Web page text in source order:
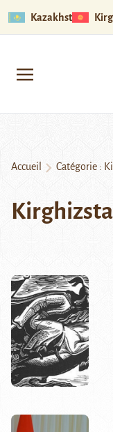
Kazakhstan
Accueil Catégorie :